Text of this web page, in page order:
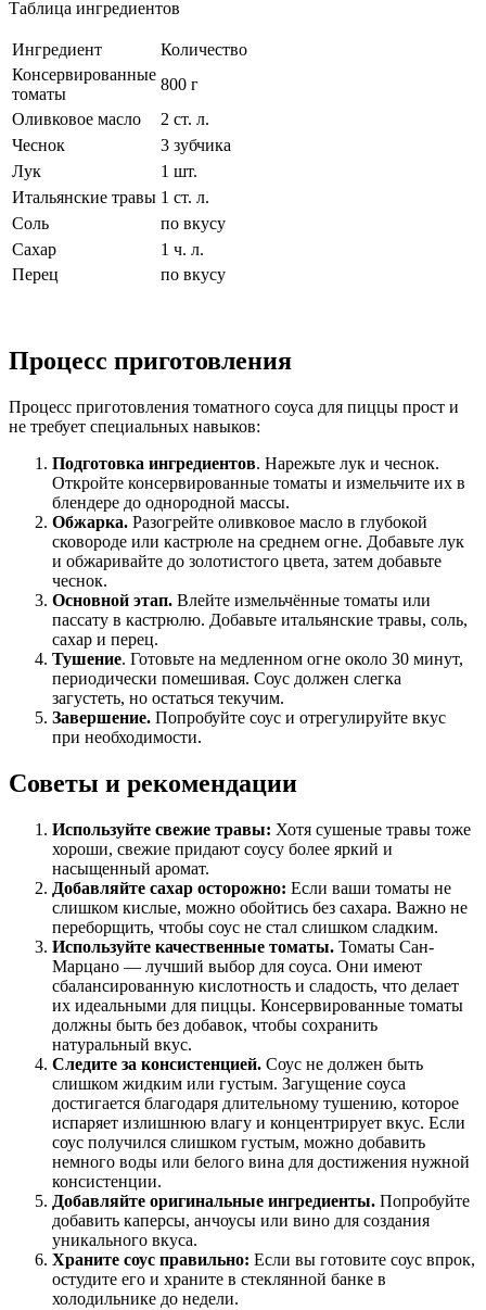
Таблица ингредиентов
Ингредиент
Количество
Консервированные
томаты
800 г
Оливковое масло
2 ст. л.
Чеснок
3 зубчика
Лук
1 шт.
Итальянские травы 1 ст. л.
Соль
по вкусу
Сахар
1 ч. л.
Перец
по вкусу
Процесс приготовления
Процесс приготовления томатного соуса для пиццы прост и
не требует специальных навыков:
Подготовка ингредиентов. Нарежьте лук и чеснок.
Откройте консервированные томаты и измельчите их в
блендере до однородной массы.
Обжарка. Разогрейте оливковое масло в глубокой
сковороде или кастрюле на среднем огне. Добавьте лук
и обжаривайте до золотистого цвета, затем добавьте
чеснок.
Основной этап. Влейте измельчённые томаты или
пассату в кастрюлю. Добавьте итальянские травы, соль,
сахар и перец.
Тушение. Готовьте на медленном огне около 30 минут,
периодически помешивая. Соус должен слегка
загустеть, но остаться текучим.
Завершение. Попробуйте соус и отрегулируйте вкус
при необходимости.
Советы и рекомендации
Используйте свежие травы: Хотя сушеные травы тоже
хороши, свежие придают соусу более яркий и
насыщенный аромат.
Добавляйте сахар осторожно: Если ваши томаты не
слишком кислые, можно обойтись без сахара. Важно не
переборщить, чтобы соус не стал слишком сладким.
Используйте качественные томаты. Томаты Сан-
Марцано — лучший выбор для соуса. Они имеют
сбалансированную кислотность и сладость, что делает
их идеальными для пиццы. Консервированные томаты
должны быть без добавок, чтобы сохранить
натуральный вкус.
Следите за консистенцией. Соус не должен быть
слишком жидким или густым. Загущение соуса
достигается благодаря длительному тушению, которое
испаряет излишнюю влагу и концентрирует вкус. Если
соус получился слишком густым, можно добавить
немного воды или белого вина для достижения нужной
консистенции.
Добавляйте оригинальные ингредиенты. Попробуйте
добавить каперсы, анчоусы или вино для создания
уникального вкуса.
Храните соус правильно: Если вы готовите соус впрок,
остудите его и храните в стеклянной банке в
холодильнике до недели.